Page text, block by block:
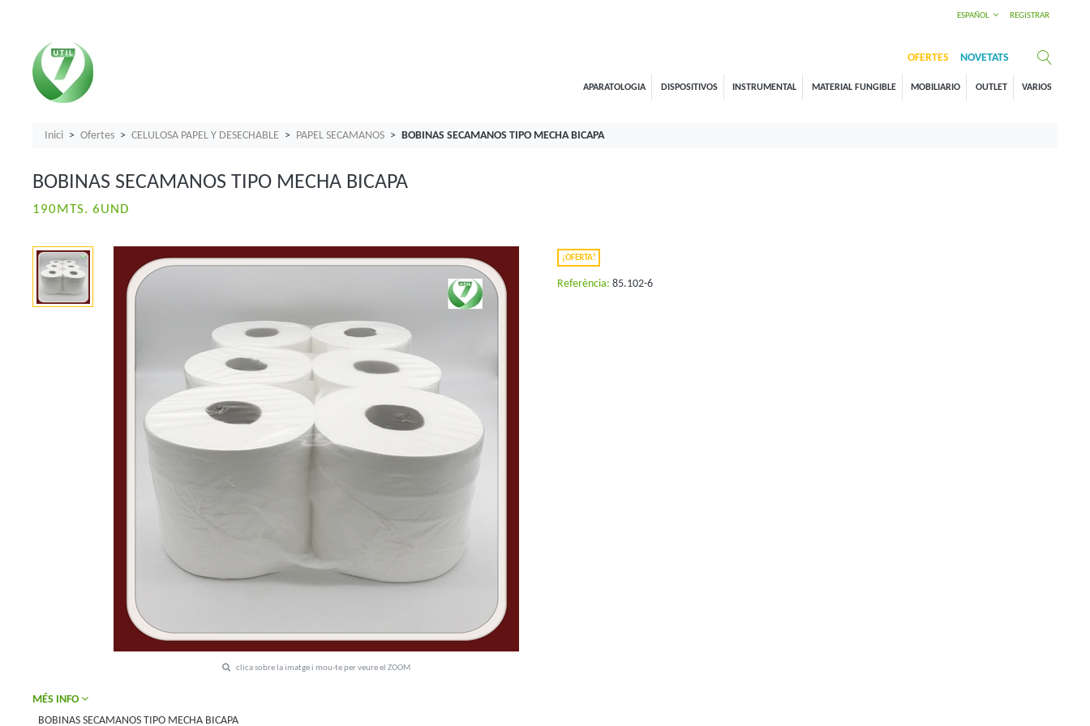
ESPAÑOL REGISTRAR
OFERTES NOVETATS
APARATOLOGIA DISPOSITIVOS INSTRUMENTAL MATERIAL FUNGIBLE MOBILIARIO OUTLET VARIOS
Inici Ofertes CELULOSA PAPEL Y DESECHABLE PAPEL SECAMANOS BOBINAS SECAMANOS TIPO MECHA BICAPA
BOBINAS SECAMANOS TIPO MECHA BICAPA
190MTS. 6UND
clica sobre la imatge i mou-te per veure el ZOOM
¡OFERTA!
Referència: 85.102-6
MÉS INFO
BOBINAS SECAMANOS TIPO MECHA BICAPA